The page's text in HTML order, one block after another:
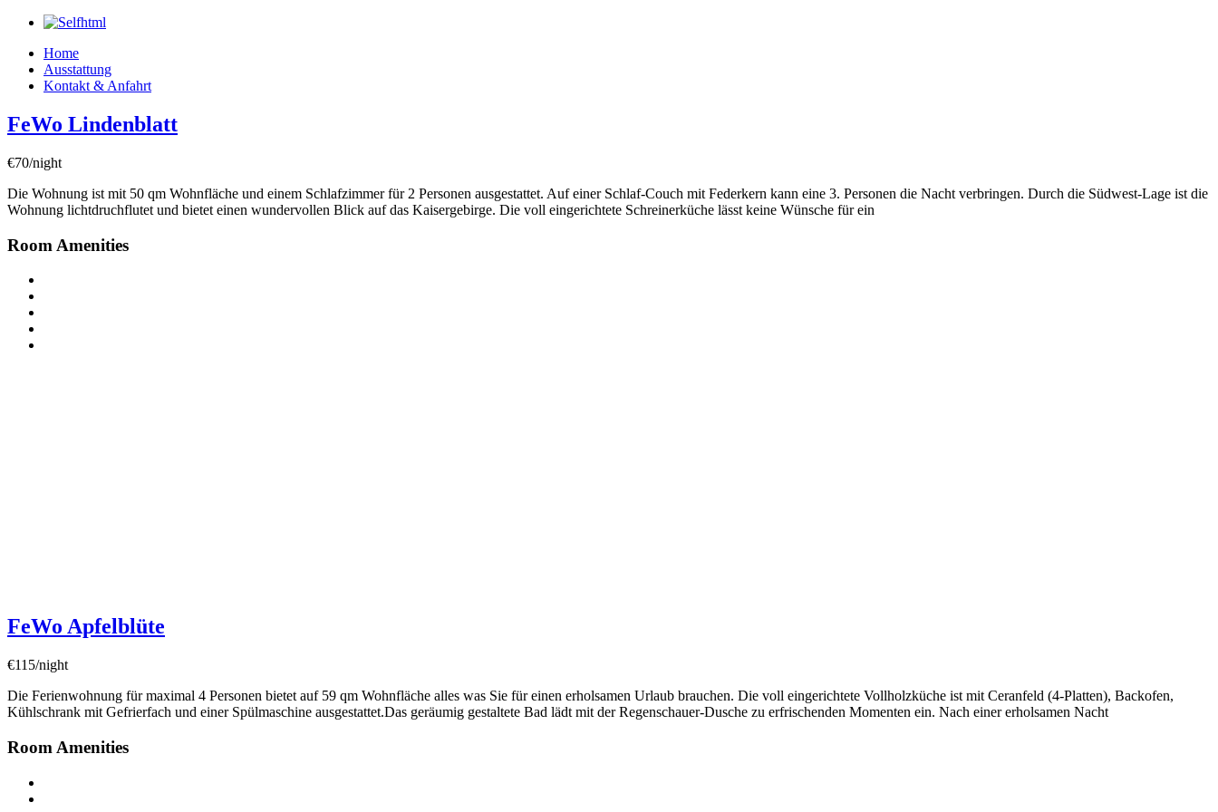
Home
Ausstattung
Kontakt & Anfahrt
FeWo Lindenblatt
€70/night
Die Wohnung ist mit 50 qm Wohnfläche und einem Schlafzimmer für 2 Personen ausgestattet. Auf einer Schlaf-Couch mit Federkern kann eine 3. Personen die Nacht verbringen. Durch die Südwest-Lage ist die
Wohnung lichtdruchflutet und bietet einen wundervollen Blick auf das Kaisergebirge. Die voll eingerichtete Schreinerküche lässt keine Wünsche für ein
Room Amenities
FeWo Apfelblüte
€115/night
Die Ferienwohnung für maximal 4 Personen bietet auf 59 qm Wohnfläche alles was Sie für einen erholsamen Urlaub brauchen. Die voll eingerichtete Vollholzküche ist mit Ceranfeld (4-Platten), Backofen,
Kühlschrank mit Gefrierfach und einer Spülmaschine ausgestattet.Das geräumig gestaltete Bad lädt mit der Regenschauer-Dusche zu erfrischenden Momenten ein. Nach einer erholsamen Nacht
Room Amenities